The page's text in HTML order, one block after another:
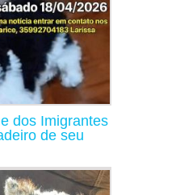
dos Imigrantes
de seu